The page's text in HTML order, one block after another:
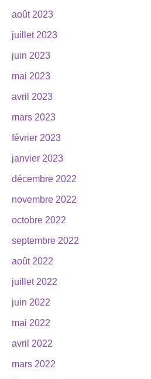
août 2023
juillet 2023
juin 2023
mai 2023
avril 2023
mars 2023
février 2023
janvier 2023
décembre 2022
novembre 2022
octobre 2022
septembre 2022
août 2022
juillet 2022
juin 2022
mai 2022
avril 2022
mars 2022